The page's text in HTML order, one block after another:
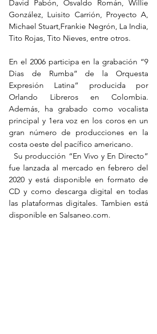
David Pabón, Osvaldo Román, Willie
González, Luisito Carrión, Proyecto A,
Michael Stuart,Frankie Negrón, La India,
Tito Rojas, Tito Nieves, entre otros.
En el 2006 participa en la grabación “9
Dias de Rumba” de la Orquesta
Expresión Latina” producida por
Orlando Libreros en Colombia.
Además, ha grabado como vocalista
principal y 1era voz en los coros en un
gran número de producciones en la
costa oeste del pacífico americano.
fue lanzada al mercado en febrero del
2020 y está disponible en formato de
CD y como descarga digital en todas
las plataformas digitales. Tambien está
disponible en Salsaneo.com.